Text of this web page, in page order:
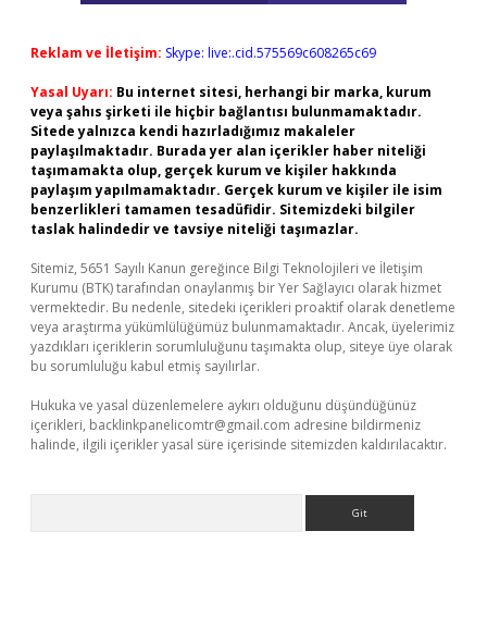
Reklam ve İletişim: Skype: live:.cid.575569c608265c69
Yasal Uyarı: Bu internet sitesi, herhangi bir marka, kurum
veya şahıs şirketi ile hiçbir bağlantısı bulunmamaktadır.
Sitede yalnızca kendi hazırladığımız makaleler
paylaşılmaktadır. Burada yer alan içerikler haber niteliği
taşımamakta olup, gerçek kurum ve kişiler hakkında
paylaşım yapılmamaktadır. Gerçek kurum ve kişiler ile isim
benzerlikleri tamamen tesadüfidir. Sitemizdeki bilgiler
taslak halindedir ve tavsiye niteliği taşımazlar.
Sitemiz, 5651 Sayılı Kanun gereğince Bilgi Teknolojileri ve İletişim
Kurumu (BTK) tarafından onaylanmış bir Yer Sağlayıcı olarak hizmet
vermektedir. Bu nedenle, sitedeki içerikleri proaktif olarak denetleme
veya araştırma yükümlülüğümüz bulunmamaktadır. Ancak, üyelerimiz
yazdıkları içeriklerin sorumluluğunu taşımakta olup, siteye üye olarak
bu sorumluluğu kabul etmiş sayılırlar.
Hukuka ve yasal düzenlemelere aykırı olduğunu düşündüğünüz
içerikleri, backlinkpanelicomtr@gmail.com adresine bildirmeniz
halinde, ilgili içerikler yasal süre içerisinde sitemizden kaldırılacaktır.